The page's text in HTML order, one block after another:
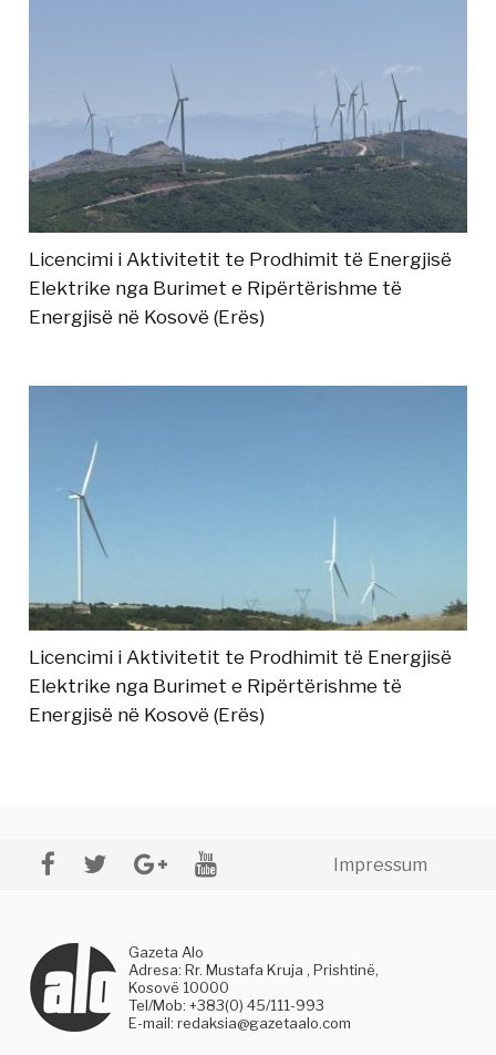
Licencimi i Aktivitetit te Prodhimit të Energjisë
Elektrike nga Burimet e Ripërtërishme të
Energjisë në Kosovë (Erës)
Licencimi i Aktivitetit te Prodhimit të Energjisë
Elektrike nga Burimet e Ripërtërishme të
Energjisë në Kosovë (Erës)
Impressum
Gazeta Alo
Adresa: Rr. Mustafa Kruja , Prishtinë,
Kosovë 10000
Tel/Mob: +383(0) 45/111-993
E-mail:redaksia@gazetaalo.com